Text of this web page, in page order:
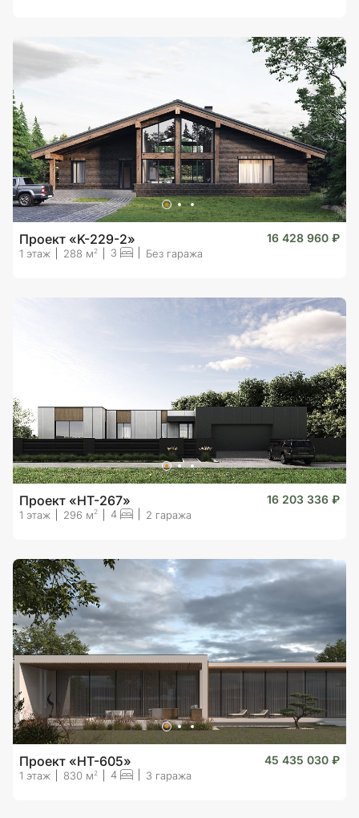
Проект «K-229-2» 16 428 960 ₽
1 этаж 288 м 2 3 Без гаража
Проект «HT-267» 16 203 336 ₽
1 этаж 296 м2 4 2 гаража
Проект «HT-605» 45 435 030 ₽
1 этаж 830 м 2 4 3 гаража